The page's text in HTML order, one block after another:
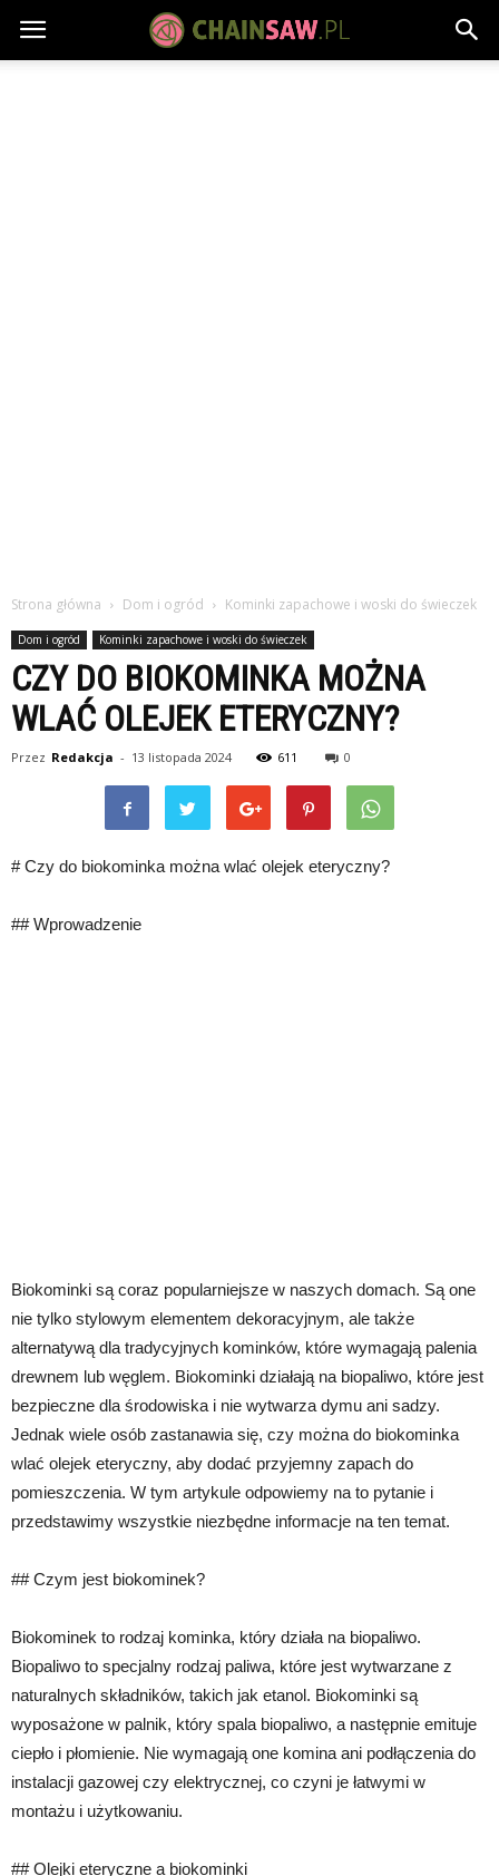
Strona główna Dom i ogród Kominki zapachowe i woski do świeczek
Dom i ogród Kominki zapachowe i woski do świeczek
CZY DO BIOKOMINKA MOŻNA
WLAĆ OLEJEK ETERYCZNY?
Przez Redakcja - 13 listopada 2024 611 0
# Czy do biokominka można wlać olejek eteryczny?
## Wprowadzenie
Biokominki są coraz popularniejsze w naszych domach. Są one
nie tylko stylowym elementem dekoracyjnym, ale także
alternatywą dla tradycyjnych kominków, które wymagają palenia
drewnem lub węglem. Biokominki działają na biopaliwo, które jest
bezpieczne dla środowiska i nie wytwarza dymu ani sadzy.
Jednak wiele osób zastanawia się, czy można do biokominka
wlać olejek eteryczny, aby dodać przyjemny zapach do
pomieszczenia. W tym artykule odpowiemy na to pytanie i
przedstawimy wszystkie niezbędne informacje na ten temat.
## Czym jest biokominek?
Biokominek to rodzaj kominka, który działa na biopaliwo.
Biopaliwo to specjalny rodzaj paliwa, które jest wytwarzane z
naturalnych składników, takich jak etanol. Biokominki są
wyposażone w palnik, który spala biopaliwo, a następnie emituje
ciepło i płomienie. Nie wymagają one komina ani podłączenia do
instalacji gazowej czy elektrycznej, co czyni je łatwymi w
montażu i użytkowaniu.
## Olejki eteryczne a biokominki